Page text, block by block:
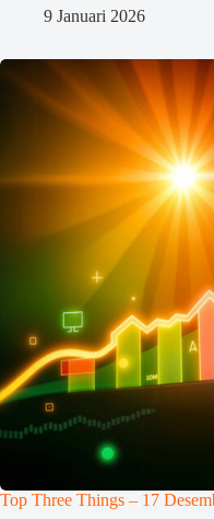
9 Januari 2026
Top Three Things – 17